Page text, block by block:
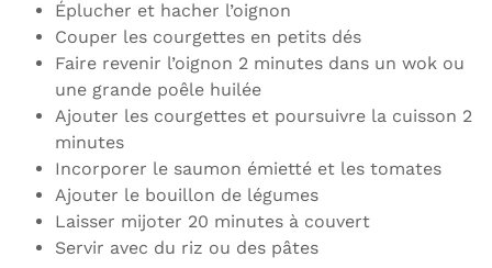
Éplucher et hacher l’oignon
Couper les courgettes en petits dés
Faire revenir l’oignon 2 minutes dans un wok ou
une grande poêle huilée
Ajouter les courgettes et poursuivre la cuisson 2
minutes
Incorporer le saumon émietté et les tomates
Ajouter le bouillon de légumes
Laisser mijoter 20 minutes à couvert
Servir avec du riz ou des pâtes